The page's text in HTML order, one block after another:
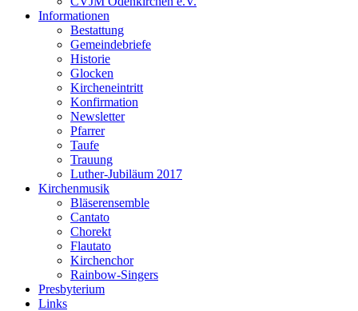
Informationen
Bestattung
Gemeindebriefe
Historie
Glocken
Kircheneintritt
Konfirmation
Newsletter
Pfarrer
Taufe
Trauung
Luther-Jubiläum 2017
Kirchenmusik
Bläserensemble
Cantato
Chorekt
Flautato
Kirchenchor
Rainbow-Singers
Presbyterium
Links